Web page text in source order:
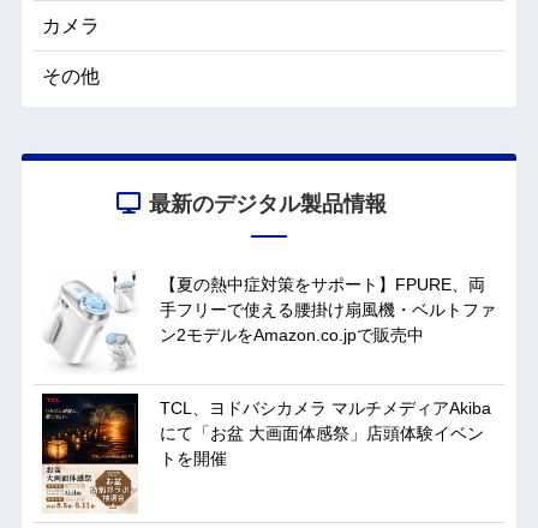
カメラ
その他
最新のデジタル製品情報
【夏の熱中症対策をサポート】FPURE、両
手フリーで使える腰掛け扇風機・ベルトファ
ン2モデルをAmazon.co.jpで販売中
TCL、ヨドバシカメラ マルチメディアAkiba
にて「お盆 大画面体感祭」店頭体験イベン
トを開催